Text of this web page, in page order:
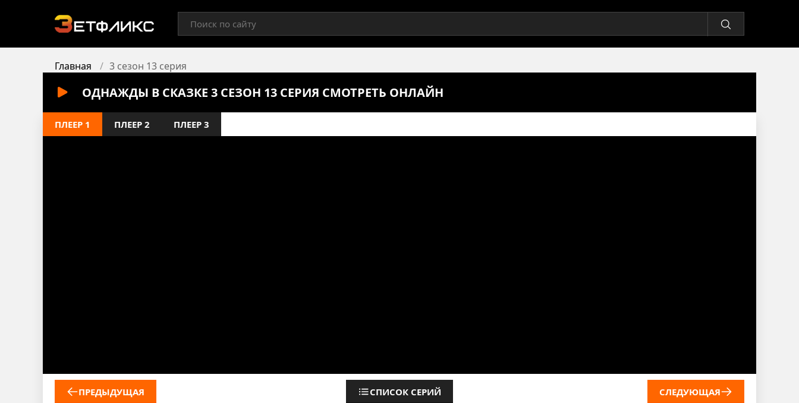
Главная 3 сезон 13 серия
ОДНАЖДЫ В СКАЗКЕ 3 СЕЗОН 13 СЕРИЯ СМОТРЕТЬ ОНЛАЙН
ПЛЕЕР 1 ПЛЕЕР 2 ПЛЕЕР 3
ПРЕДЫДУЩАЯ СПИСОК СЕРИЙ СЛЕДУЮЩАЯ